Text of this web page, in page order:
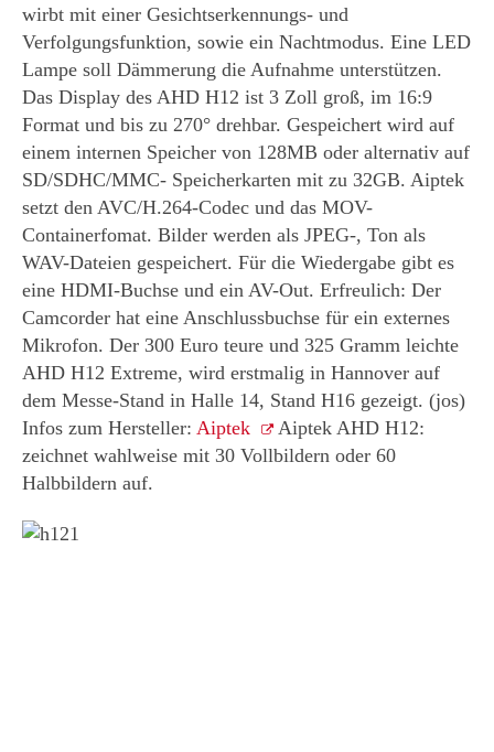
wirbt mit einer Gesichtserkennungs- und
Verfolgungsfunktion, sowie ein Nachtmodus. Eine LED
Lampe soll Dämmerung die Aufnahme unterstützen.
Das Display des AHD H12 ist 3 Zoll groß, im 16:9
Format und bis zu 270° drehbar. Gespeichert wird auf
einem internen Speicher von 128MB oder alternativ auf
SD/SDHC/MMC- Speicherkarten mit zu 32GB. Aiptek
setzt den AVC/H.264-Codec und das MOV-
Containerfomat. Bilder werden als JPEG-, Ton als
WAV-Dateien gespeichert. Für die Wiedergabe gibt es
eine HDMI-Buchse und ein AV-Out. Erfreulich: Der
Camcorder hat eine Anschlussbuchse für ein externes
Mikrofon. Der 300 Euro teure und 325 Gramm leichte
AHD H12 Extreme, wird erstmalig in Hannover auf
dem Messe-Stand in Halle 14, Stand H16 gezeigt. (jos)
Infos zum Hersteller: Aiptek
Aiptek AHD H12:
zeichnet wahlweise mit 30 Vollbildern oder 60
Halbbildern auf.